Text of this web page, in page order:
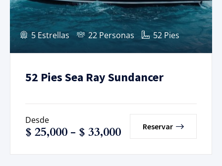
5 Estrellas 22 Personas 52 Pies
52 Pies Sea Ray Sundancer
Desde
$ 25,000 - $ 33,000 Reservar